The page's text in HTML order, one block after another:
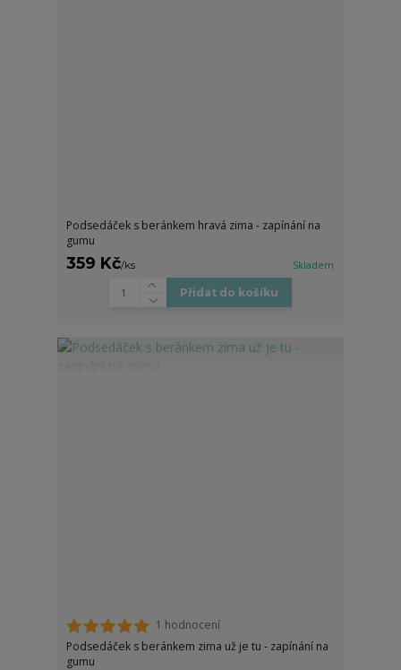
Podsedáček s beránkem hravá zima - zapínání na
gumu
359 Kč/ks Skladem
Přidat do košíku
1 hodnocení
Podsedáček s beránkem zima už je tu - zapínání na
gumu